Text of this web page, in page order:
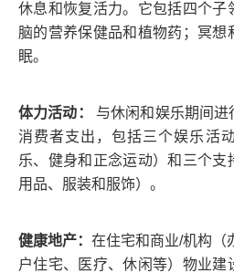
休息和恢复活力。它包括四个子
脑的营养保健品和植物药；冥想
眠。
体力活动：
与休闲和娱乐期间
消费者支出，包括三个娱乐活
乐、健身和正念运动）和三个支
用品、服装和服饰）。
健康地产： 在住宅和商业/机构（
户住宅、医疗、休闲等）物业建